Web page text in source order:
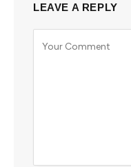
LEAVE A REPLY